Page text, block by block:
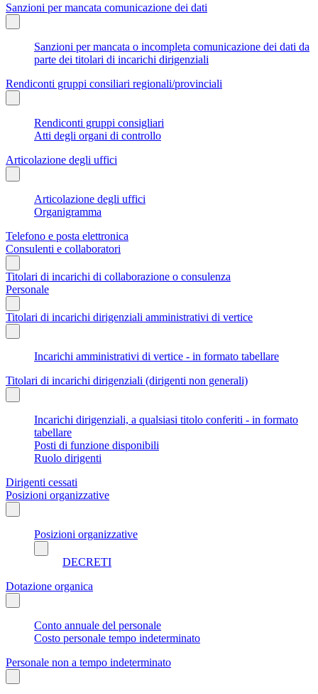
Sanzioni per mancata comunicazione dei dati
Sanzioni per mancata o incompleta comunicazione dei dati da
parte dei titolari di incarichi dirigenziali
Rendiconti gruppi consiliari regionali/provinciali
Rendiconti gruppi consigliari
Atti degli organi di controllo
Articolazione degli uffici
Articolazione degli uffici
Organigramma
Telefono e posta elettronica
Consulenti e collaboratori
Titolari di incarichi di collaborazione o consulenza
Personale
Titolari di incarichi dirigenziali amministrativi di vertice
Incarichi amministrativi di vertice - in formato tabellare
Titolari di incarichi dirigenziali (dirigenti non generali)
Incarichi dirigenziali, a qualsiasi titolo conferiti - in formato
tabellare
Posti di funzione disponibili
Ruolo dirigenti
Dirigenti cessati
Posizioni organizzative
Posizioni organizzative
DECRETI
Dotazione organica
Conto annuale del personale
Costo personale tempo indeterminato
Personale non a tempo indeterminato